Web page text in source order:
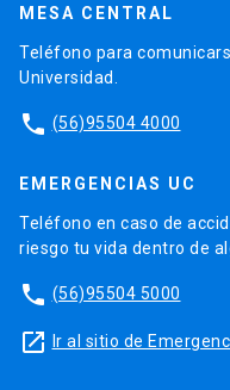
MESA CENTRAL
Teléfono para
Universidad.
phone (56)95504 4000
EMERGENCIAS UC
Teléfono en caso de
riesgo tu vida dentro de
phone (56)95504 5000
launch Ir al sitio de